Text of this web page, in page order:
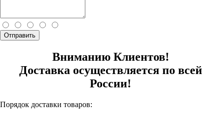
Отправить
Вниманию Клиентов!
Доставка осуществляется по всей
России!
Порядок доставки товаров: